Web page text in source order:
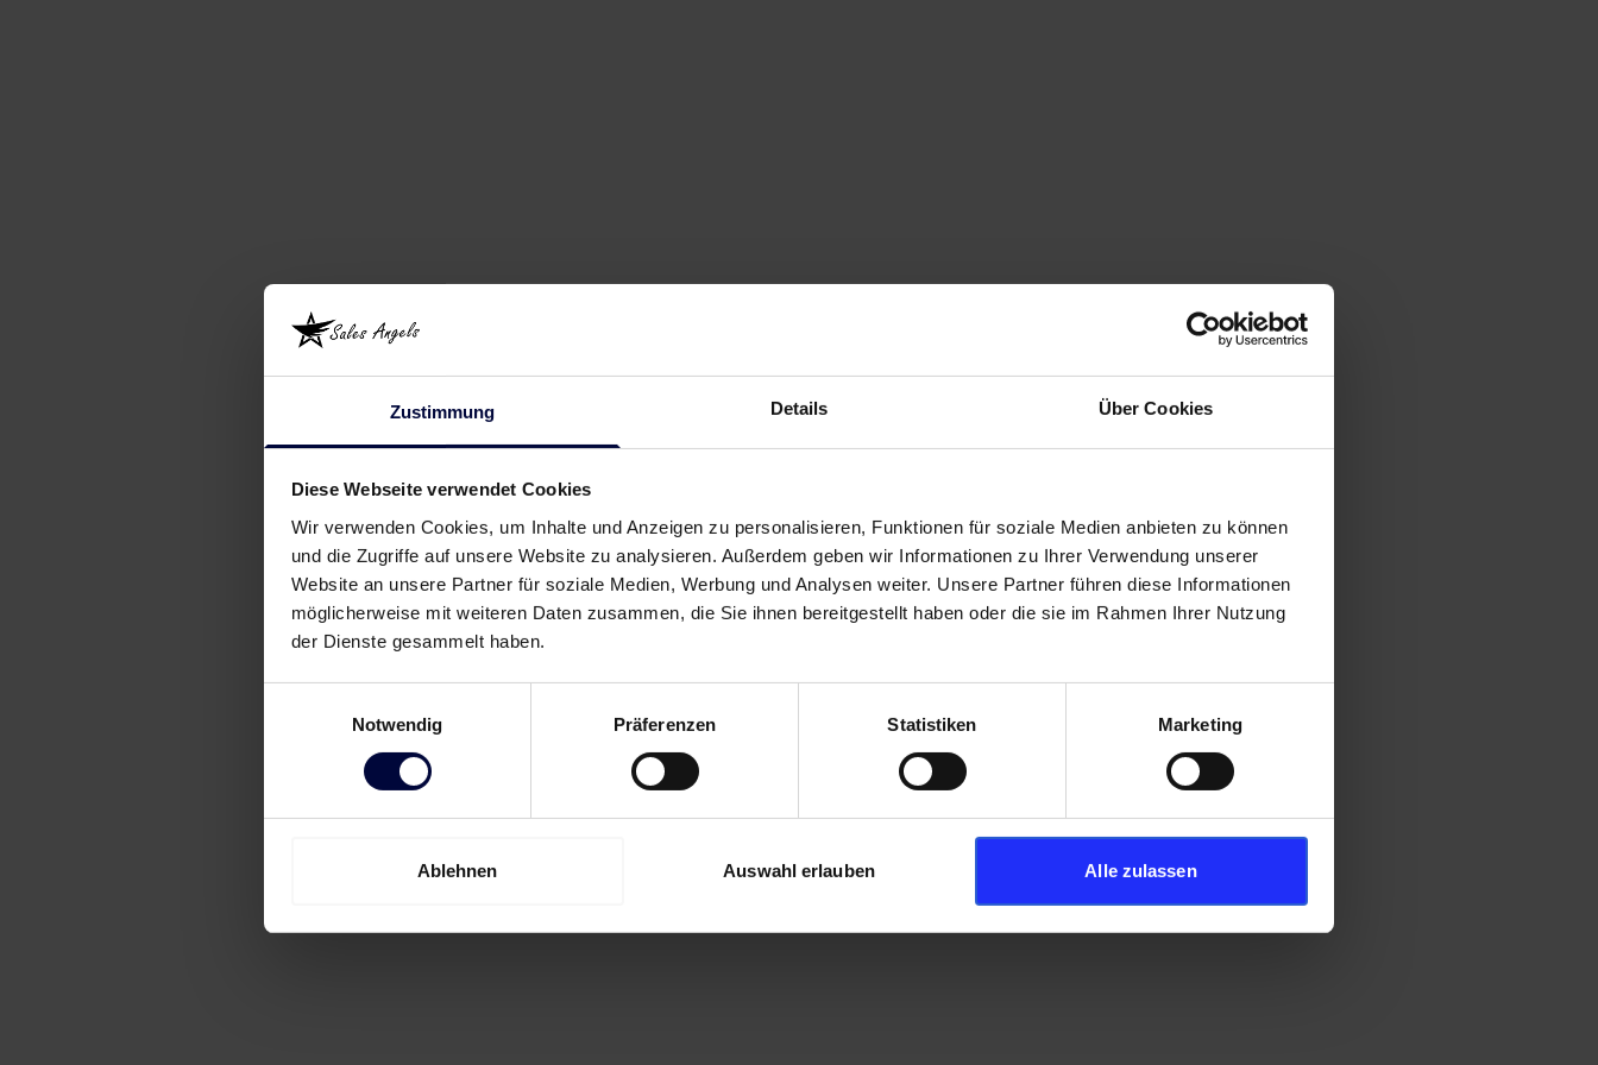
Zustimmung Details Über Cookies
Diese Webseite verwendet Cookies
Wir verwenden Cookies, um Inhalte und Anzeigen zu personalisieren, Funktionen für soziale Medien anbieten zu können
und die Zugriffe auf unsere Website zu analysieren. Außerdem geben wir Informationen zu Ihrer Verwendung unserer
Website an unsere Partner für soziale Medien, Werbung und Analysen weiter. Unsere Partner führen diese Informationen
möglicherweise mit weiteren Daten zusammen, die Sie ihnen bereitgestellt haben oder die sie im Rahmen Ihrer Nutzung
der Dienste gesammelt haben.
Notwendig
Präferenzen Statistiken Marketing
Ablehnen Auswahl erlauben Alle zulassen